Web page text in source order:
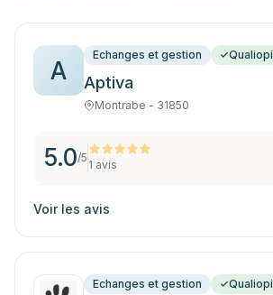
A
Echanges et gestion Qualiopi
Aptiva
Montrabe - 31850
5.0/5
1 avis
Voir les avis
Echanges et gestion Qualiopi